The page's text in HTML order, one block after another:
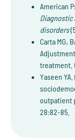
American
Diagnostic
disorders
Carta MG,
treatment.
Yaseen
outpatient
28:82-85.